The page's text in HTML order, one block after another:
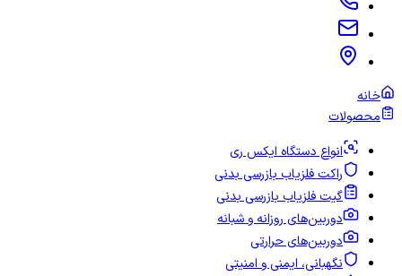
خانه
محصولات
انواع دستگاه ایکس ری
راکت فلزیاب بازرسی بدنی
گیت فلزیاب بازرسی بدنی
دوربین‌های روزانه و شبانه
دوربین‌های حرارتی
نگهبانی، ایمنی و امنیتی